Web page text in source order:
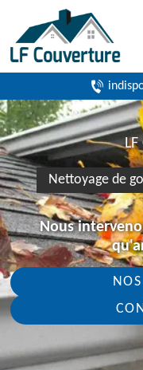
LF
Nettoyage de
Nous